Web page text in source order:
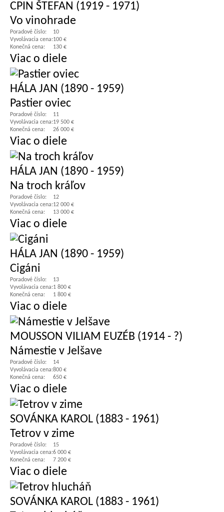
CPIN ŠTEFAN (1919 - 1971)
Vo vinohrade
Poradové číslo:
10
Vyvolávacia cena:100 €
Konečná cena:
130 €
Viac o diele
HÁLA JAN (1890 - 1959)
Pastier oviec
Poradové číslo:
11
Vyvolávacia cena:19 500 €
Konečná cena:
26 000 €
Viac o diele
HÁLA JAN (1890 - 1959)
Na troch kráľov
Poradové číslo:
12
Vyvolávacia cena:12 000 €
Konečná cena:
13 000 €
Viac o diele
HÁLA JAN (1890 - 1959)
Cigáni
Poradové číslo:
13
Vyvolávacia cena:1 800 €
Konečná cena:
1 800 €
Viac o diele
MOUSSON VILIAM EUZÉB (1914 - ?)
Námestie v Jelšave
Poradové číslo:
14
Vyvolávacia cena:800 €
Konečná cena:
650 €
Viac o diele
SOVÁNKA KAROL (1883 - 1961)
Tetrov v zime
Poradové číslo:
15
Vyvolávacia cena:6 000 €
Konečná cena:
7 200 €
Viac o diele
SOVÁNKA KAROL (1883 - 1961)